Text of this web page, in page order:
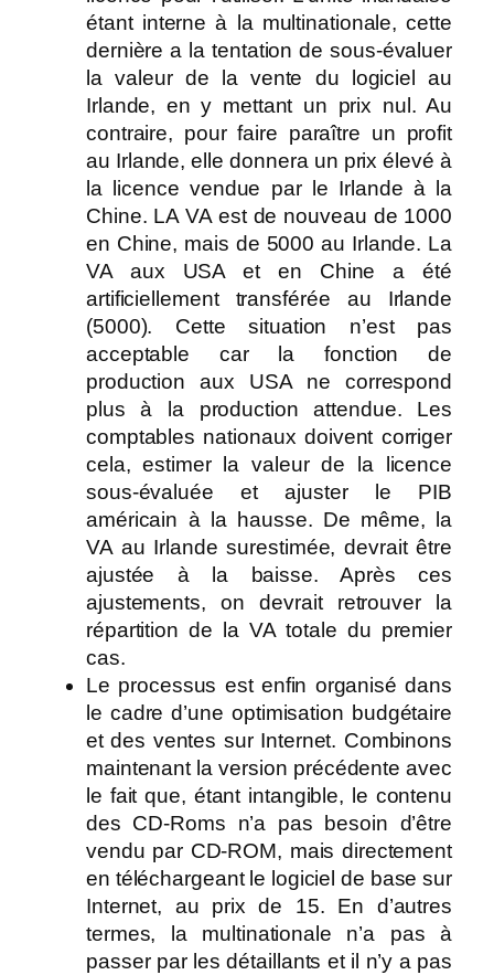
étant interne à la multinationale, cette
dernière a la tentation de sous-évaluer
la valeur de la vente du logiciel au
Irlande, en y mettant un prix nul. Au
contraire, pour faire paraître un profit
au Irlande, elle donnera un prix élevé à
la licence vendue par le Irlande à la
Chine. LA VA est de nouveau de 1000
en Chine, mais de 5000 au Irlande. La
VA aux USA et en Chine a été
artificiellement transférée au Irlande
(5000). Cette situation n’est pas
acceptable car la fonction de
production aux USA ne correspond
plus à la production attendue. Les
comptables nationaux doivent corriger
cela, estimer la valeur de la licence
sous-évaluée et ajuster le PIB
américain à la hausse. De même, la
VA au Irlande surestimée, devrait être
ajustée à la baisse. Après ces
ajustements, on devrait retrouver la
répartition de la VA totale du premier
cas.
Le processus est enfin organisé dans
le cadre d’une optimisation budgétaire
et des ventes sur Internet. Combinons
maintenant la version précédente avec
le fait que, étant intangible, le contenu
des CD-Roms n’a pas besoin d’être
vendu par CD-ROM, mais directement
en téléchargeant le logiciel de base sur
Internet, au prix de 15. En d’autres
termes, la multinationale n’a pas à
passer par les détaillants et il n’y a pas